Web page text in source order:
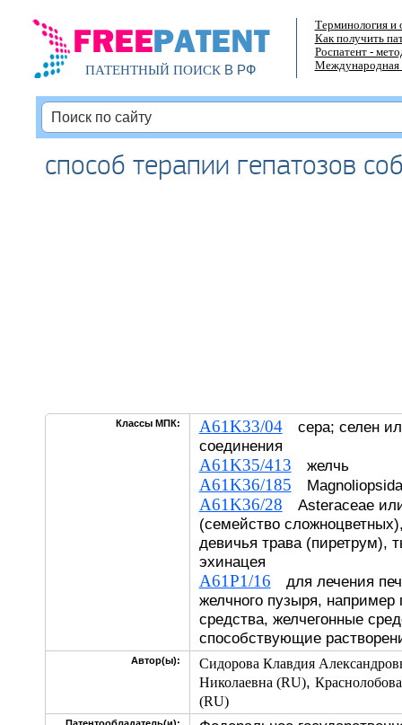
ПАТЕНТНЫЙ ПОИСКВ РФ
Терминология и
Как получить
Роспатент -
Международная
способ терапии гепатозов
Классы МПК: A61K33/04сера; селен
соединения
A61K35/413 желчь
A61K36/185
A61K36/28 Asteraceae
(семейство
девичья трава (пиретрум),
эхинацея
A61P1/16 для лечения
желчного пузыря, например
средства, желчегонные
способствующие
Автор(ы):
Сидорова Клавдия
Николаевна (RU),
(RU)